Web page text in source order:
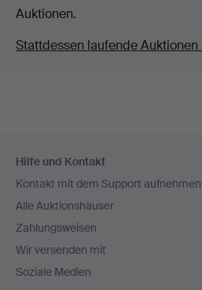
Auktionen.
Stattdessen laufende Auktionen
Navigation
Hilfe und Kontakt
Kontakt mit dem Support aufnehmen
Alle Auktionshäuser
Zahlungsweisen
Wir versenden mit
Soziale Medien